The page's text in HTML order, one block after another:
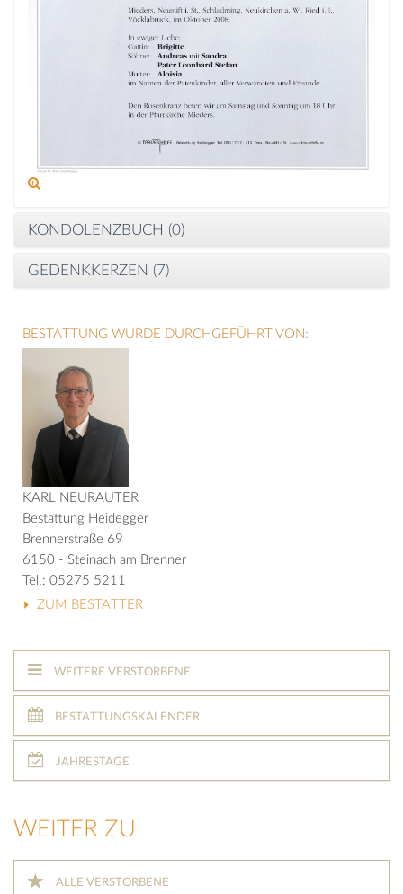
KONDOLENZBUCH (0)
GEDENKKERZEN (7)
BESTATTUNG WURDE DURCHGEFÜHRT VON:
KARL NEURAUTER
Bestattung Heidegger
Brennerstraße 69
6150 - Steinach am Brenner
Tel.: 05275 5211
ZUM BESTATTER
WEITERE VERSTORBENE
BESTATTUNGSKALENDER
JAHRESTAGE
WEITER ZU
ALLE VERSTORBENE